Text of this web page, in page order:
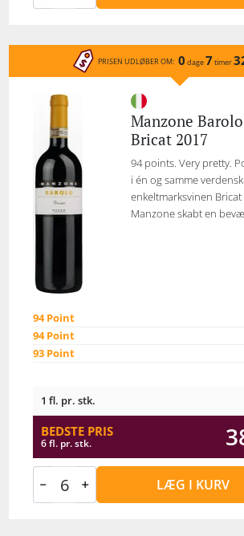
PRISEN UDLØBER OM: 0 dage7 timer
Manzone
Bricat 2017
94 points. Very pretty.
i én og samme
enkeltmarksvinen Bricat
Manzone skabt en
94 Point
94 Point
93 Point
1 fl. pr. stk.
BEDSTE PRIS
6 fl. pr. stk.
LÆG I KURV